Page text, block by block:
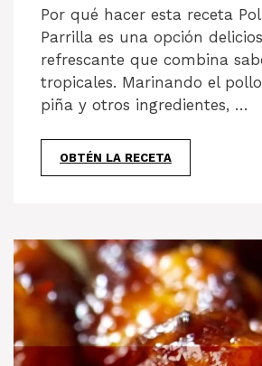
Por qué hacer esta receta
Parrilla es una opción
refrescante que combina
tropicales. Marinando el
piña y otros ingredientes, …
OBTÉN LA RECETA